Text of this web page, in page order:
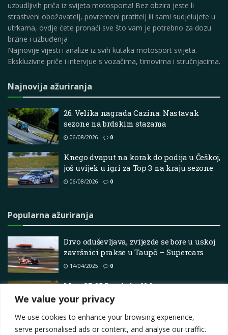
We value your privacy
We use cookies to enhance your browsing experience,
serve personalised ads or content, and analyse our traffic.
uzbudljivih priča iz svijeta motosporta! Bez obzira jeste li
strastveni obožavatelj, povremeni pratitelj ili sami sudjelujete u
utrkama, ovdje ćete pronaći sve što vam je potrebno za dozu
brzine i uzbuđenja
Najnovije vijesti i analize iz svih kutaka motosport svijeta.
Ekskluzivne priče i intervjue s vozačima, timovima i stručnjacima.
Najnovija ažuriranja
26. Velika nagrada Cazina: Nastavak
sezone na brdskim stazama
06/08/2026 0
Knego dvaput na korak do podija u Češkoj,
još uvijek u igri za Top 3 na kraju sezone
06/08/2026 0
Popularna ažuriranja
Drvo oduševljava, zvijezde se bore u uskoj
završnici prakse u Taupō – Supercars
14/04/2025 0
MotoGP 25 Pregled – Vrhunac
Biciklističkih Utrka